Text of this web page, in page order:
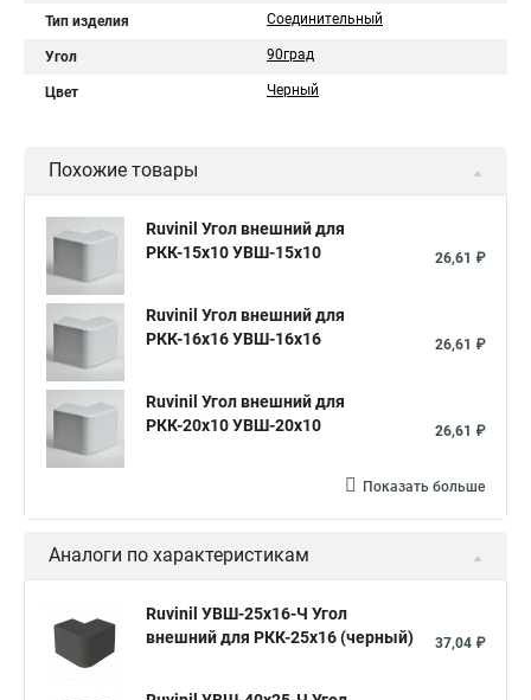
Тип изделия Соединительный
Угол 90град
Цвет Черный
Похожие товары
Ruvinil Угол внешний для
РКК-15х10 УВШ-15х10
26,61 ₽
Ruvinil Угол внешний для
РКК-16х16 УВШ-16х16
26,61 ₽
Ruvinil Угол внешний для
РКК-20х10 УВШ-20х10
26,61 ₽
Показать больше
Аналоги по характеристикам
Ruvinil УВШ-25х16-Ч Угол
внешний для РКК-25х16 (черный)
37,04 ₽